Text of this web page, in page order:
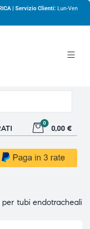
| Servizio Clienti: Lun-Ven
0
0,00 €
per tubi endotracheali